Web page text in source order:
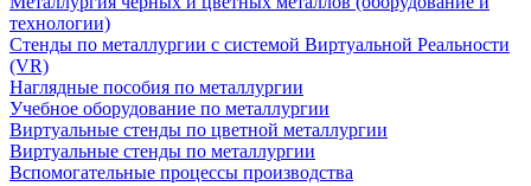
технологии)
Cтенды по металлургии с системой Виртуальной Реальности
(VR)
Наглядные пособия по металлургии
Учебное оборудование по металлургии
Виртуальные стенды по цветной металлургии
Виртуальные стенды по металлургии
Вспомогательные процессы производства